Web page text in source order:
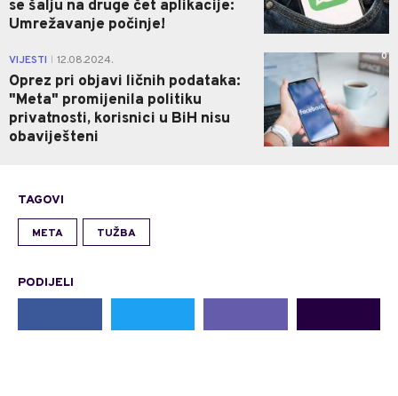
se šalju na druge čet aplikacije:
Umrežavanje počinje!
VIJESTI 12.08.2024.
Oprez pri objavi ličnih podataka:
"Meta" promijenila politiku
privatnosti, korisnici u BiH nisu
obaviješteni
0
TAGOVI
META TUŽBA
PODIJELI